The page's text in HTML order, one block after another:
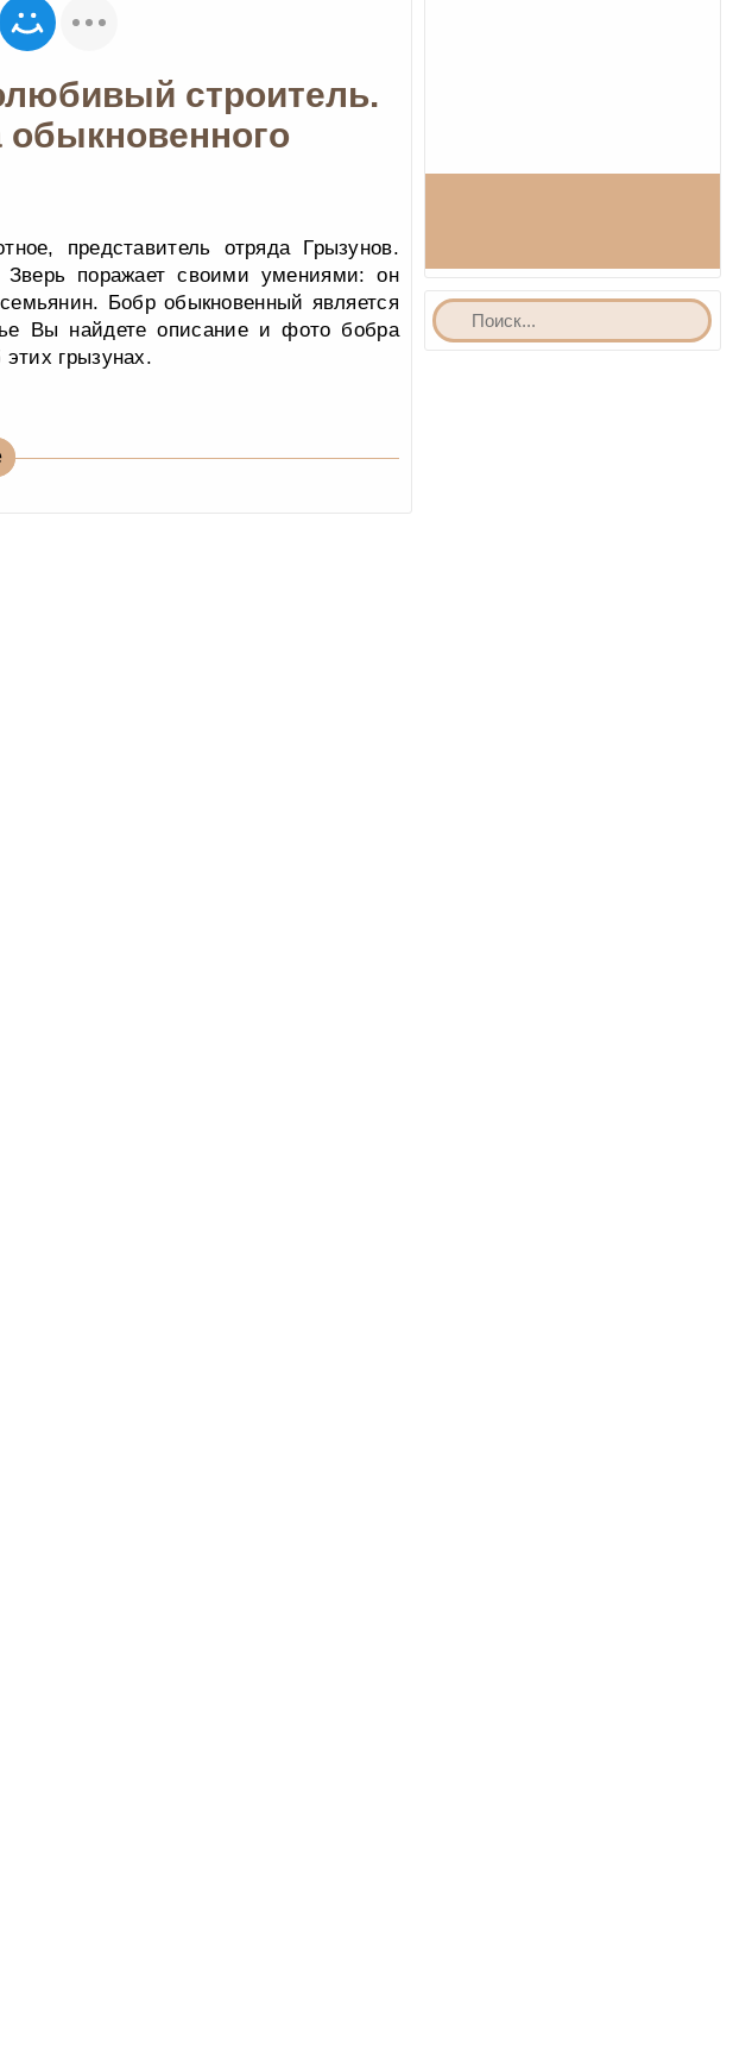
строитель.
представитель отряда Грызунов.
Зверь поражает своими умениями: он
Бобр обыкновенный является
Вы найдете описание и фото бобра
этих грызунах.